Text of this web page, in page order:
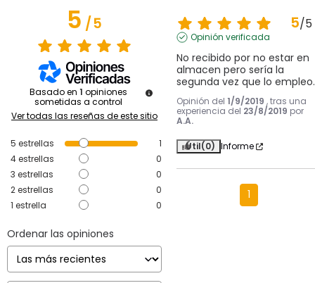
5/5
Basado en 1 opiniones
sometidas a control
Ver todas las reseñas de este sitio
5 estrellas
1
4estrellas
0
3 estrellas
0
2estrellas
0
1 estrella 0
Ordenar las opiniones
5/5
Opinión verificada
No recibido por no estar en
almacen pero sería la
segunda vez que lo empleo.
Opinión del 1/9/2019 , tras una
experiencia del 23/8/2019 por
A.A.
Útil(0) Informe
1